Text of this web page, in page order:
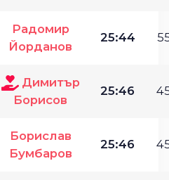
Радомир
Йорданов
25:44
Димитър
Борисов
25:46
Борислав
Бумбаров
25:46